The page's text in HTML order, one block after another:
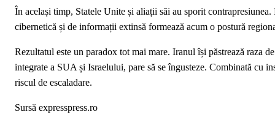
În același timp, Statele Unite și aliații săi au sporit
cibernetică și de informații extinsă formează acum o postură
Rezultatul este un paradox tot mai mare. Iranul își păstrează raza
integrate a SUA și Israelului, pare să se îngusteze. Combinată cu
riscul de escaladare.
Sursă expresspress.ro